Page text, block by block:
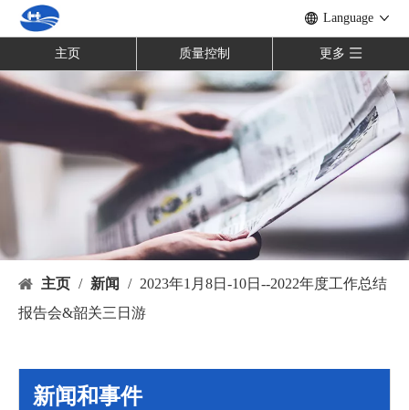
Language
主页 质量控制 更多
主页 / 新闻 / 2023年1月8日-10日--2022年度工作总结
报告会&韶关三日游
新闻和事件